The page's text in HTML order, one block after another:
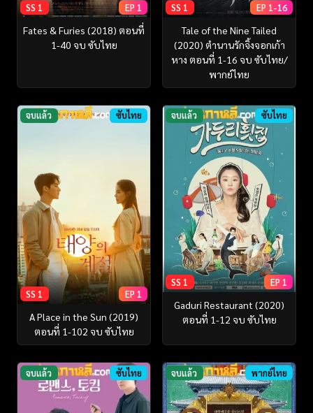
SS 1 EP 1
Fates & Furies (2018) ตอนที่
1-40 จบ ซับไทย
SS 1 EP 1-16
Tale of the Nine Tailed
(2020) ตำนานรักจิ้งจอกเก้า
หาง ตอนที่ 1-16 จบ ซับไทย/
พากย์ไทย
จบแล้ว ซับไทย
SS 1 EP 1
A Place in the Sun (2019)
ตอนที่ 1-102 จบ ซับไทย
จบแล้ว ซับไทย
SS 1 EP 1
Gaduri Restaurant (2020)
ตอนที่ 1-12 จบ ซับไทย
จบแล้ว ซับไทย จบแล้ว พากย์ไทย